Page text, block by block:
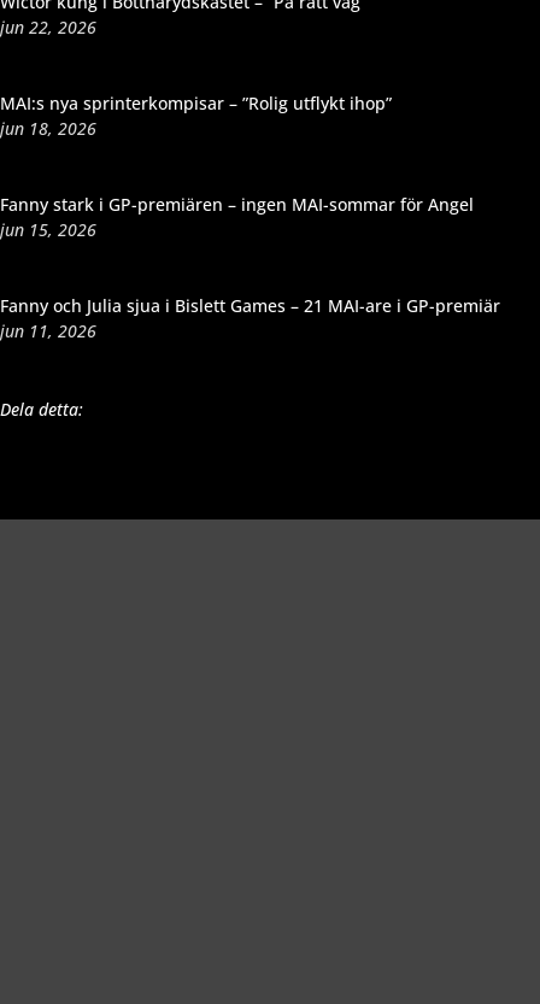
jun 22, 2026
MAI:s nya sprinterkompisar – ”Rolig utflykt ihop”
jun 18, 2026
Fanny stark i GP-premiären – ingen MAI-sommar för Angel
jun 15, 2026
Fanny och Julia sjua i Bislett Games – 21 MAI-are i GP-premiär
jun 11, 2026
Dela detta: